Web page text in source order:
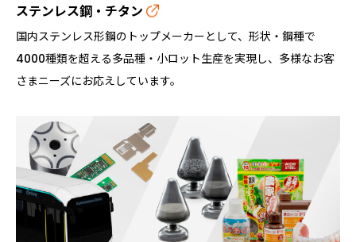
ステンレス鋼・チタン
国内ステンレス形鋼のトップメーカーとして、形状・鋼種で
4000種類を超える多品種・小ロット生産を実現し、多様なお客
さまニーズにお応えしています。